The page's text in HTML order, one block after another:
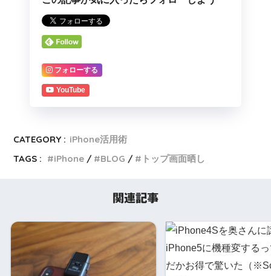
フォローする
YouTube
CATEGORY : iPhone活用術
TAGS :
iPhone BLOG トップ画面晒し
関連記事